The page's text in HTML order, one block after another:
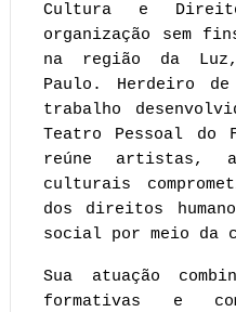
Cultura e
organização sem
na região da
Paulo. Herdeiro
trabalho
Teatro Pessoal
reúne artistas,
culturais
dos direitos
social por meio da
Sua atuação
formativas e